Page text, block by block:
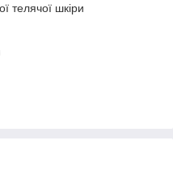
телячої шкіри